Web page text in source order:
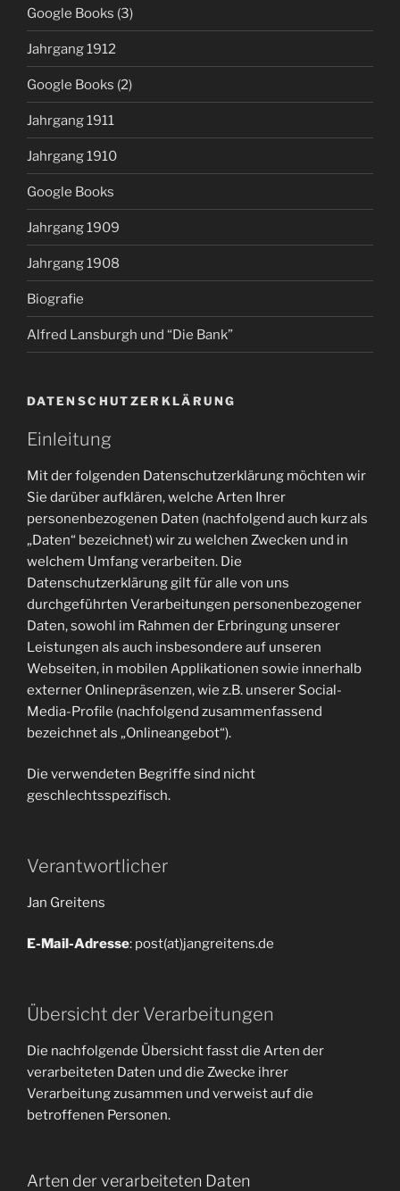
Google Books (3)
Jahrgang 1912
Google Books (2)
Jahrgang 1911
Jahrgang 1910
Google Books
Jahrgang 1909
Jahrgang 1908
Biografie
Alfred Lansburgh und “Die Bank”
DATENSCHUTZERKLÄRUNG
Einleitung
Mit der folgenden Datenschutzerklärung möchten wir
Sie darüber aufklären, welche Arten Ihrer
personenbezogenen Daten (nachfolgend auch kurz als
„Daten“ bezeichnet) wir zu welchen Zwecken und in
welchem Umfang verarbeiten. Die
Datenschutzerklärung gilt für alle von uns
durchgeführten Verarbeitungen personenbezogener
Daten, sowohl im Rahmen der Erbringung unserer
Leistungen als auch insbesondere auf unseren
Webseiten, in mobilen Applikationen sowie innerhalb
externer Onlinepräsenzen, wie z.B. unserer Social-
Media-Profile (nachfolgend zusammenfassend
bezeichnet als „Onlineangebot“).
Die verwendeten Begriffe sind nicht
geschlechtsspezifisch.
Verantwortlicher
Jan Greitens
E-Mail-Adresse: post(at)jangreitens.de
Übersicht der Verarbeitungen
Die nachfolgende Übersicht fasst die Arten der
verarbeiteten Daten und die Zwecke ihrer
Verarbeitung zusammen und verweist auf die
betroffenen Personen.
Arten der verarbeiteten Daten